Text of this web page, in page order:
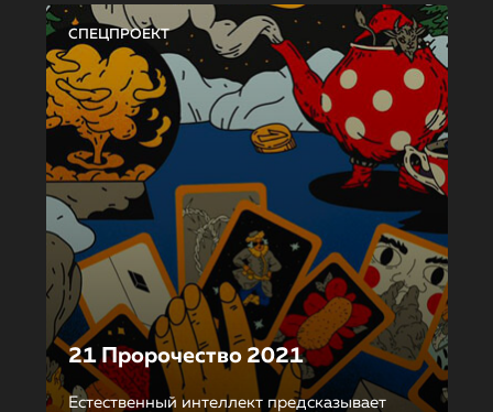
СПЕЦПРОЕКТ
21 Пророчество 2021
Естественный интеллект предсказывает